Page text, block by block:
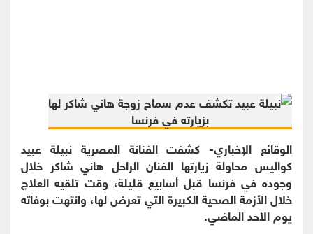
الوقائع الإخباري- كشفت الفنانة المصرية نبيلة عبيد
كواليس محاولة زيارتها الفنان الراحل هاني شاكر خلال
وجوده في فرنسا قبل أسابيع قليلة، وقت تلقيه العلاج
خلال الأزمة الصحية الكبيرة التي تعرض لها، وانتهت بوفاته
يوم الأحد الماضي.